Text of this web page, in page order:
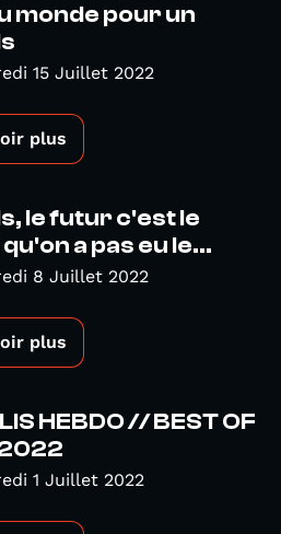
monde pour un
15 Juillet 2022
plus
le futur c'est le
a pas eu le...
8 Juillet 2022
plus
HEBDO // BEST OF
1 Juillet 2022